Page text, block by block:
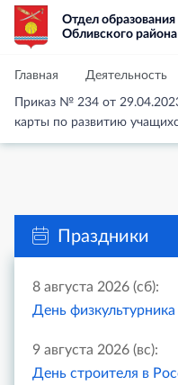
Отдел образования
Обливского района
Главная Деятельность
Приказ № 234 от
карты по развитию
Праздники
8 августа 2026 (сб):
День
9 августа 2026 (вс):
День строителя в